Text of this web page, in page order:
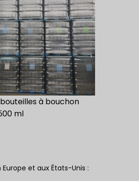
à bouchon
ml
et aux États-Unis :